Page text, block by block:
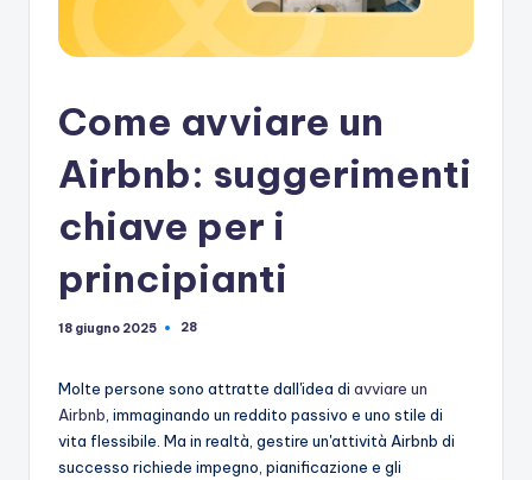
l'intelligenza
artificiale
Come avviare un
Airbnb: suggerimenti
chiave per i
principianti
18 giugno 2025 28
Molte persone sono attratte dall'idea di avviare un
Airbnb , immaginando un reddito passivo e uno stile di
vita flessibile. Ma in realtà, gestire un'attività Airbnb di
successo richiede impegno, pianificazione e gli